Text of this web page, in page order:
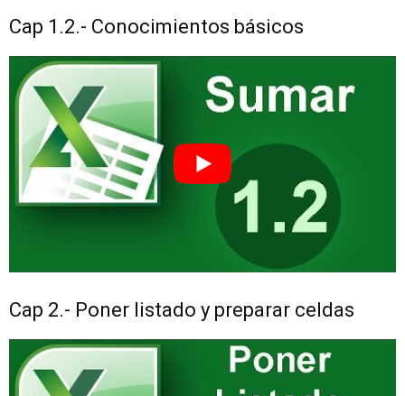
Cap 1.2.- Conocimientos básicos
Cap 2.- Poner listado y preparar celdas